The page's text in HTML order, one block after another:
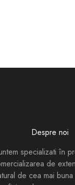
Despre noi
specializati în
de
de cea mai